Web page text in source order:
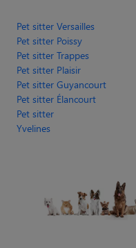
Pet sitter Versailles
Pet sitter Poissy
Pet sitter Trappes
Pet sitter Plaisir
Pet sitter Guyancourt
Pet sitter Élancourt
Pet sitter
Yvelines